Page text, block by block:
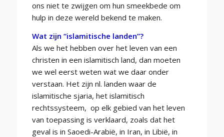
ons niet te zwijgen om hun smeekbede om
hulp in deze wereld bekend te maken.
Wat zijn “islamitische landen”?
Als we het hebben over het leven van een
christen in een islamitisch land, dan moeten
we wel eerst weten wat we daar onder
verstaan. Het zijn nl. landen waar de
islamitische sjaria, het islamitisch
rechtssysteem, op elk gebied van het leven
van toepassing is verklaard, zoals dat het
geval is in Saoedi-Arabië, in Iran, in Libië, in